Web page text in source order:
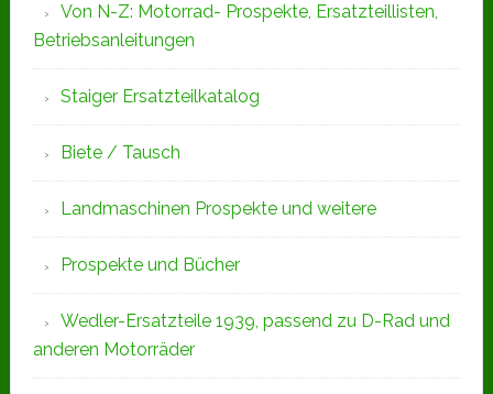
Von N-Z: Motorrad- Prospekte, Ersatzteillisten,
Betriebsanleitungen
Staiger Ersatzteilkatalog
Biete / Tausch
Landmaschinen Prospekte und weitere
Prospekte und Bücher
Wedler-Ersatzteile 1939, passend zu D-Rad und
anderen Motorräder